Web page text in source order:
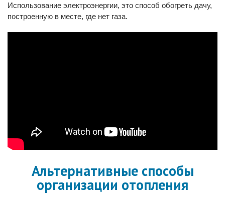
Использование электроэнергии, это способ обогреть дачу,
построенную в месте, где нет газа.
Альтернативные способы
организации отопления